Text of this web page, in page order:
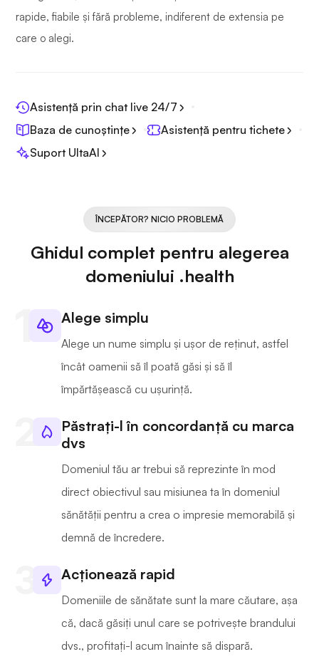
rapide, fiabile și fără probleme, indiferent de extensia pe
care o alegi.
Asistență prin chat live 24/7
Baza de cunoștințe
Asistență pentru tichete
Suport UltaAI
ÎNCEPĂTOR? NICIO PROBLEMĂ
Ghidul complet pentru alegerea
domeniului .health
Alege simplu
Alege un nume simplu și ușor de reținut, astfel
încât oamenii să îl poată găsi și să îl
împărtășească cu ușurință.
Păstrați-l în concordanță cu marca
dvs
Domeniul tău ar trebui să reprezinte în mod
direct obiectivul sau misiunea ta în domeniul
sănătății pentru a crea o impresie memorabilă și
demnă de încredere.
Acționează rapid
Domeniile de sănătate sunt la mare căutare, așa
că, dacă găsiți unul care se potrivește brandului
dvs., profitați-l acum înainte să dispară.